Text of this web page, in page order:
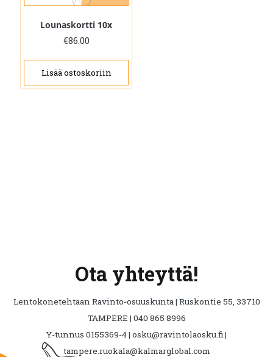
Lounaskortti 10x
€86.00
Lisää ostoskoriin
Ota yhteyttä!
Lentokonetehtaan Ravinto-osuuskunta | Ruskontie 55, 33710
TAMPERE | 040 865 8996
Y-tunnus 0155369-4 | osku@ravintolaosku.fi |
tampere.ruokala@kalmarglobal.com